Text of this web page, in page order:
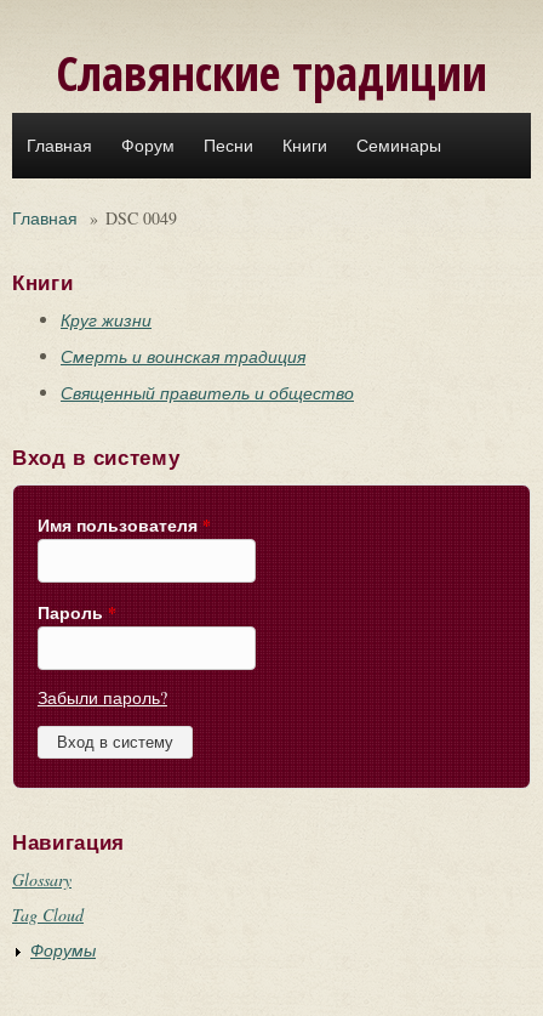
Славянские традиции
Главная Форум Песни Книги Семинары
Главная » DSC 0049
Книги
Круг жизни
Смерть и воинская традиция
Священный правитель и общество
Вход в систему
Имя пользователя *
Пароль *
Забыли пароль?
Навигация
Glossary
Tag Cloud
Форумы